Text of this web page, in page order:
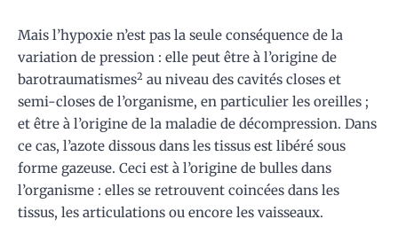
Mais l’hypoxie n’est pas la seule conséquence de la
variation de pression : elle peut être à l’origine de
barotraumatismes2 au niveau des cavités closes et
semi-closes de l’organisme, en particulier les oreilles ;
et être à l’origine de la maladie de décompression. Dans
ce cas, l’azote dissous dans les tissus est libéré sous
forme gazeuse. Ceci est à l’origine de bulles dans
l’organisme : elles se retrouvent coincées dans les
tissus, les articulations ou encore les vaisseaux.